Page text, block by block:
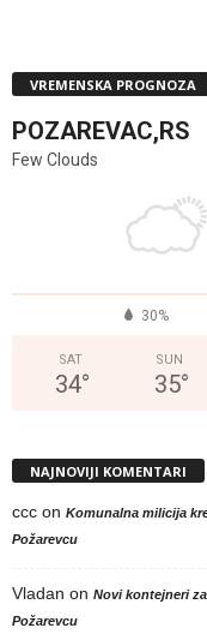
VREMENSKA PROGNOZA
POZAREVAC,RS
Few Clouds
30%
SAT
34°
SUN
35°
NAJNOVIJI KOMENTARI
ccc on Komunalna milicija
Požarevcu
Vladan on Novi kontejneri
Požarevcu